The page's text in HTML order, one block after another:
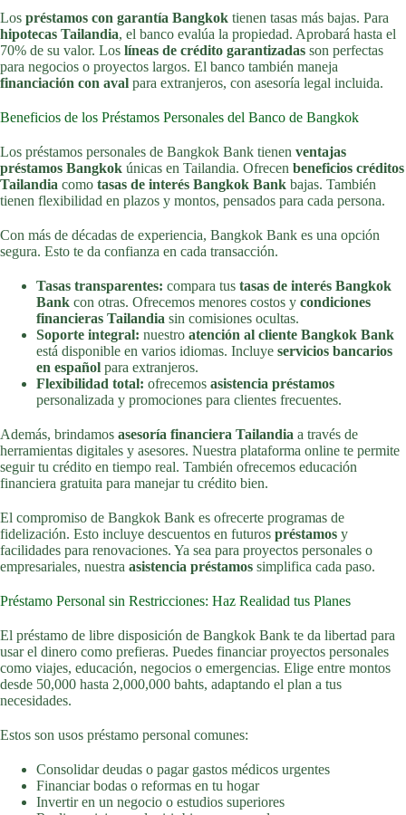
Los préstamos con garantía Bangkok tienen tasas más bajas. Para
hipotecas Tailandia, el banco evalúa la propiedad. Aprobará hasta el
70% de su valor. Los líneas de crédito garantizadas son perfectas
para negocios o proyectos largos. El banco también maneja
financiación con aval para extranjeros, con asesoría legal incluida.
Beneficios de los Préstamos Personales del Banco de Bangkok
Los préstamos personales de Bangkok Bank tienen ventajas
préstamos Bangkok únicas en Tailandia. Ofrecen beneficios créditos
Tailandia como tasas de interés Bangkok Bank bajas. También
tienen flexibilidad en plazos y montos, pensados para cada persona.
Con más de décadas de experiencia, Bangkok Bank es una opción
segura. Esto te da confianza en cada transacción.
Tasas transparentes: compara tus tasas de interés Bangkok
Bank con otras. Ofrecemos menores costos y condiciones
financieras Tailandia sin comisiones ocultas.
Soporte integral: nuestro atención al cliente Bangkok Bank
está disponible en varios idiomas. Incluye servicios bancarios
en español para extranjeros.
Flexibilidad total: ofrecemos asistencia préstamos
personalizada y promociones para clientes frecuentes.
Además, brindamos asesoría financiera Tailandia a través de
herramientas digitales y asesores. Nuestra plataforma online te permite
seguir tu crédito en tiempo real. También ofrecemos educación
financiera gratuita para manejar tu crédito bien.
El compromiso de Bangkok Bank es ofrecerte programas de
fidelización. Esto incluye descuentos en futuros préstamos y
facilidades para renovaciones. Ya sea para proyectos personales o
empresariales, nuestra asistencia préstamos simplifica cada paso.
Préstamo Personal sin Restricciones: Haz Realidad tus Planes
El préstamo de libre disposición de Bangkok Bank te da libertad para
usar el dinero como prefieras. Puedes financiar proyectos personales
como viajes, educación, negocios o emergencias. Elige entre montos
desde 50,000 hasta 2,000,000 bahts, adaptando el plan a tus
necesidades.
Estos son usos préstamo personal comunes:
Consolidar deudas o pagar gastos médicos urgentes
Financiar bodas o reformas en tu hogar
Invertir en un negocio o estudios superiores